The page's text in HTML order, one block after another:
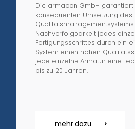
Die armacon GmbH garantiert
konsequenten Umsetzung des
Nachverfolgbarkeit jedes
Fertigungsschrittes durch ein
System einen hohen
jede einzelne Armatur eine
bis zu 20 Jahren.
mehr dazu